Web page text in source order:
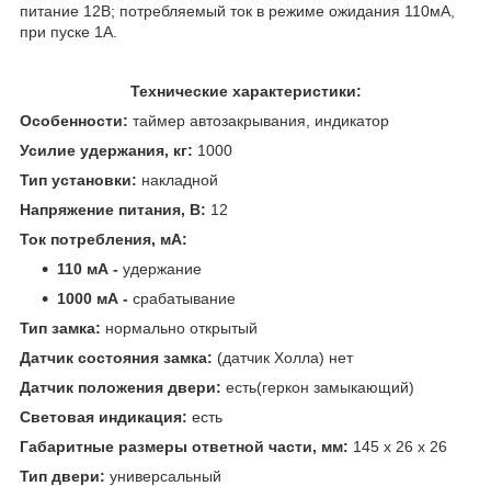
питание 12В; потребляемый ток в режиме ожидания 110мА,
при пуске 1А.
Технические характеристики:
Особенности: таймер автозакрывания, индикатор
Усилие удержания, кг: 1000
Тип установки: накладной
Напряжение питания, В: 12
Ток потребления, мА:
110 мА - удержание
1000 мА - срабатывание
Тип замка: нормально открытый
Датчик состояния замка: (датчик Холла) нет
Датчик положения двери: есть(геркон замыкающий)
Световая индикация: есть
Габаритные размеры ответной части, мм: 145 х 26 х 26
Тип двери: универсальный